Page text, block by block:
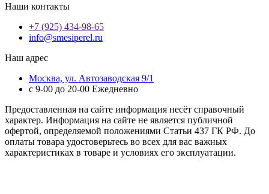
Наши контакты
+7 (925) 434-98-65
info@smesiperel.ru
Наш адрес
Москва, ул. Автозаводская 9/1
с 9-00 до 20-00 Ежедневно
Предоставленная на сайте информация несёт справочный
характер. Информация на сайте не является публичной
офертой, определяемой положениями Статьи 437 ГК РФ. До
оплаты товара удостоверьтесь во всех для вас важных
характеристиках в товаре и условиях его эксплуатации.